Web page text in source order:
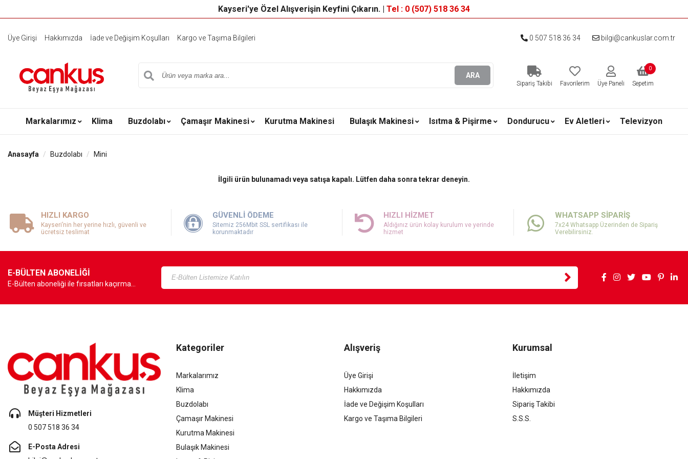
Kayseri'ye Özel Alışverişin Keyfini Çıkarın. | Tel : 0 (507) 518 36 34
Üye Girişi Hakkımızda İade ve Değişim Koşulları Kargo ve Taşıma Bilgileri 0 507 518 36 34 bilgi@cankuslar.com.tr
ARA
Sipariş Takibi Favorilerim Üye Paneli Sepetim
0
Markalarımız Klima Buzdolabı Çamaşır Makinesi Kurutma Makinesi Bulaşık Makinesi Isıtma & Pişirme Dondurucu Ev Aletleri Televizyon
Anasayfa Buzdolabı Mini
İlgili ürün bulunamadı veya satışa kapalı. Lütfen daha sonra tekrar deneyin.
HIZLI KARGO
Kayseri’nin her yerine hızlı, güvenli ve
ücretsiz teslimat
GÜVENLİ ÖDEME
Sitemiz 256Mbit SSL sertifikası ile
korunmaktadır
HIZLI HİZMET
Aldığınız ürün kolay kurulum ve yerinde
hizmet
WHATSAPP SİPARİŞ
7x24 Whatsapp Üzerinden de Sipariş
Verebilirsiniz.
E-BÜLTEN ABONELİĞİ
E-Bülten aboneliği ile fırsatları kaçırma...
Müşteri Hizmetleri
0 507 518 36 34
E-Posta Adresi
Kategoriler
Markalarımız
Klima
Buzdolabı
Çamaşır Makinesi
Kurutma Makinesi
Bulaşık Makinesi
Alışveriş
Üye Girişi
Hakkımızda
İade ve Değişim Koşulları
Kargo ve Taşıma Bilgileri
Kurumsal
İletişim
Hakkımızda
Sipariş Takibi
S.S.S.